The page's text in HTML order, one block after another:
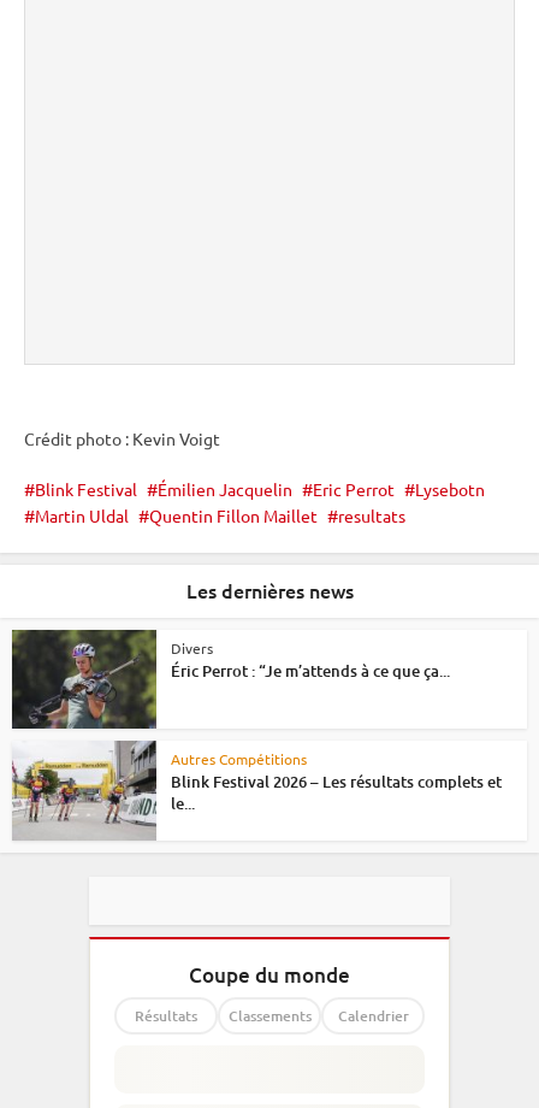
Crédit photo : Kevin Voigt
Blink Festival Émilien Jacquelin Eric Perrot
Lysebotn
Martin Uldal
Quentin Fillon Maillet resultats
Les dernières news
Divers
Éric Perrot : “Je m’attends à ce que ça...
Autres Compétitions
Blink Festival 2026 – Les résultats complets et
le...
Coupe du monde
Résultats Classements Calendrier